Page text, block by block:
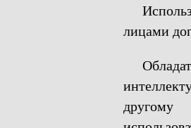
лицами
другому